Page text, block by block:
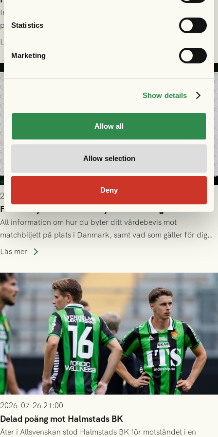
Statistics
Marketing
Show details
Allow all
Allow selection
Deny
Information för dig som ska se FC Nordsjælland - GAIS på
plats på Right to Dream Park torsdagen den 30/7 kl. 19.00.
Läs mer
2026-07-28 17:36
FC Nordsjælland borta: Biljettuthämtning
All information om hur du byter ditt värdebevis mot
matchbiljett på plats i Danmark, samt vad som gäller för dig
som står på reservlista eller fått förhinder.
Läs mer
2026-07-26 21:00
Delad poäng mot Halmstads BK
Åter i Allsvenskan stod Halmstads BK för motståndet i en